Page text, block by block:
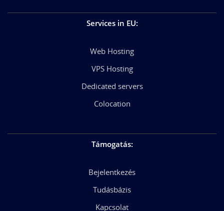
Services in EU:
Web Hosting
VPS Hosting
Dedicated servers
Colocation
Támogatás:
Bejelentkezés
Tudásbázis
Kapcsolat